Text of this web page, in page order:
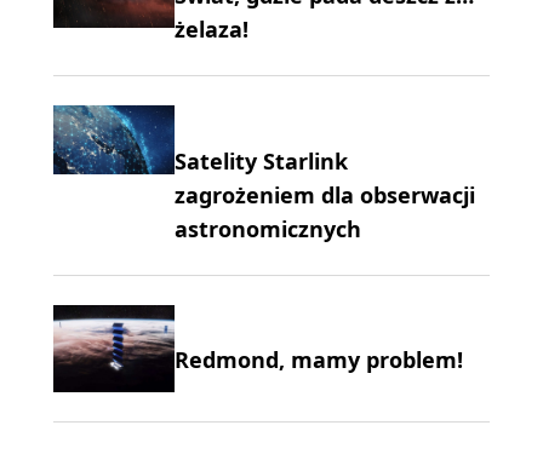
żelaza!
Satelity Starlink
zagrożeniem dla obserwacji
astronomicznych
Redmond, mamy problem!